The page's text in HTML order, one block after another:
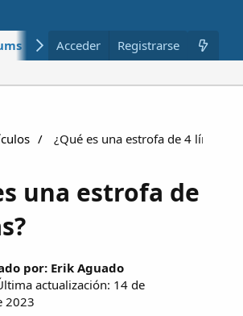
Nuevo Miembros
Acceder Registrarse
¿Qué es una estrofa de 4 líneas?
una estrofa de
por: Erik Aguado
actualización: 14 de
2023